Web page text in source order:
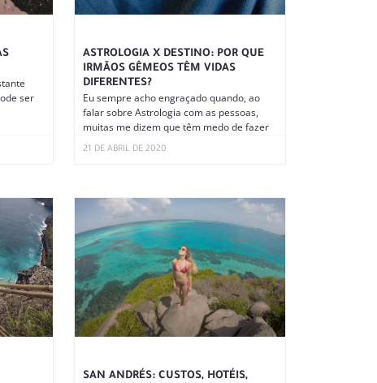
ser
ASTROLOGIA X DESTINO: POR QUE
IRMÃOS GÊMEOS TÊM VIDAS
DIFERENTES?
Eu sempre acho engraçado quando, ao
falar sobre Astrologia com as pessoas,
muitas me dizem que têm medo de fazer
21 DE ABRIL DE 2020
SAN ANDRÉS: CUSTOS, HOTÉIS,